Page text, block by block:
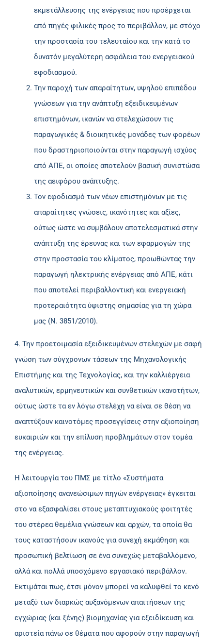
εκμετάλλευσης της ενέργειας που προέρχεται
από πηγές φιλικές προς το περιβάλλον, με στόχο
την προστασία του τελευταίου και την κατά το
δυνατόν μεγαλύτερη ασφάλεια του ενεργειακού
εφοδιασμού.
Την παροχή των απαραίτητων, υψηλού επιπέδου
γνώσεων για την ανάπτυξη εξειδικευμένων
επιστημόνων, ικανών να στελεχώσουν τις
παραγωγικές & διοικητικές μονάδες των φορέων
που δραστηριοποιούνται στην παραγωγή ισχύος
από ΑΠΕ, οι οποίες αποτελούν βασική συνιστώσα
της αειφόρου ανάπτυξης.
Τον εφοδιασμό των νέων επιστημόνων με τις
απαραίτητες γνώσεις, ικανότητες και αξίες,
ούτως ώστε να συμβάλουν αποτελεσματικά στην
ανάπτυξη της έρευνας και των εφαρμογών της
στην προστασία του κλίματος, προωθώντας την
παραγωγή ηλεκτρικής ενέργειας από ΑΠΕ, κάτι
που αποτελεί περιβαλλοντική και ενεργειακή
προτεραιότητα ύψιστης σημασίας για τη χώρα
μας (Ν. 3851/2010).
4. Την προετοιμασία εξειδικευμένων στελεχών με σαφή
γνώση των σύγχρονων τάσεων της Μηχανολογικής
Επιστήμης και της Τεχνολογίας, και την καλλιέργεια
αναλυτικών, ερμηνευτικών και συνθετικών ικανοτήτων,
ούτως ώστε τα εν λόγω στελέχη να είναι σε θέση να
αναπτύξουν καινοτόμες προσεγγίσεις στην αξιοποίηση
ευκαιριών και την επίλυση προβλημάτων στον τομέα
της ενέργειας.
Η λειτουργία του ΠΜΣ με τίτλο «Συστήματα
αξιοποίησης ανανεώσιμων πηγών ενέργειας» έγκειται
στο να εξασφαλίσει στους μεταπτυχιακούς φοιτητές
του στέρεα θεμέλια γνώσεων και αρχών, τα οποία θα
τους καταστήσουν ικανούς για συνεχή εκμάθηση και
προσωπική βελτίωση σε ένα συνεχώς μεταβαλλόμενο,
αλλά και πολλά υποσχόμενο εργασιακό περιβάλλον.
Εκτιμάται πως, έτσι μόνον μπορεί να καλυφθεί το κενό
μεταξύ των διαρκώς αυξανόμενων απαιτήσεων της
εγχώριας (και ξένης) βιομηχανίας για εξειδίκευση και
αριστεία πάνω σε θέματα που αφορούν στην παραγωγή